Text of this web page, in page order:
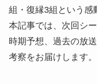
組・復縁3組という感
本記事では、次回シ
時期予想、過去の放
考察をお届けします。